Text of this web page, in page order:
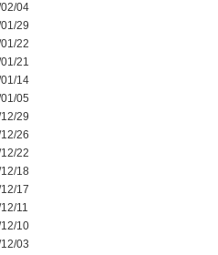
04
29
22
21
14
05
29
26
22
18
17
11
10
03